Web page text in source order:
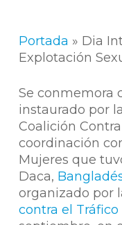
Portada » Dia
Explotación
Se conmemora
instaurado por
Coalición
coordinación
Mujeres que
Daca,
organizado por
contra el